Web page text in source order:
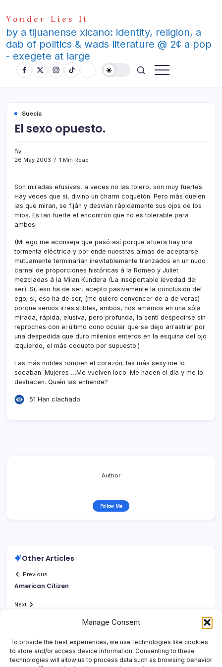
Manage Consent
To provide the best experiences, we use technologies like cookies
to store and/or access device information. Consenting to these
technologies will allow us to process data such as browsing behavior
to
content
Yonder Lies It
by a tijuanense xicano: identity, religion, a
dab of politics & wads literature @ 2¢ a pop
- exegete at large
Suecia
El sexo opuesto.
By
26 May 2003
1 Min Read
Son miradas efusivas, a veces no las tolero, son muy fuertes.
Hay veces que si, divino un charm coquetón. Pero más duelen
las que miran, se fiján y desví­an rápidamente sus ojos de los
mí­os. Es tan fuerte el encontrón que no es tolerable para
ambos.
(Mi ego me aconseja que pasó así­ porque afuera hay una
tormenta eléctrica y por ende nuestras almas de aceptarse
mutuamente terminarí­an inevitablemente trenzados en un nudo
carnal de proporciones históricas á la Romeo y Juliet
mezcladas á la Milan Kundera (La insoportable levedad del
ser). Sí­, eso ha de ser, acepto pasivamente la conclusión del
ego; si, eso ha de ser, (me quiero convencer de a de veras)
porque semos irresistibles, ambos, nos amamos en una sóla
mirada, rápida, elusiva, pero profunda, la sentí­ despedirse sin
reproches con el último cono ocular que se dejo arrastrar por
una despedida que duro milenios enteros en la esquina del ojo
izquierdo, el más coqueto por supuesto.)
Las más nobles rompen el corazón; las más sexy me lo
socaban. Mujeres …Me vuelven loco. Me hacen el dí­a y me lo
deshacen. Quién las entiende?
51 Han clachado
Author
Follow Me
Other Articles
Previous
American Citizen
Next